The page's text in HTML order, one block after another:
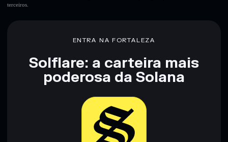
terceiros.
ENTRA NA FORTALEZA
Solflare: a carteira mais
poderosa da Solana